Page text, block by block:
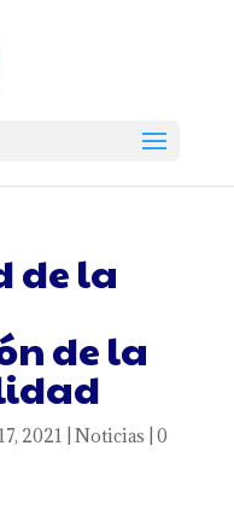
de la
de la
2021 Noticias 0